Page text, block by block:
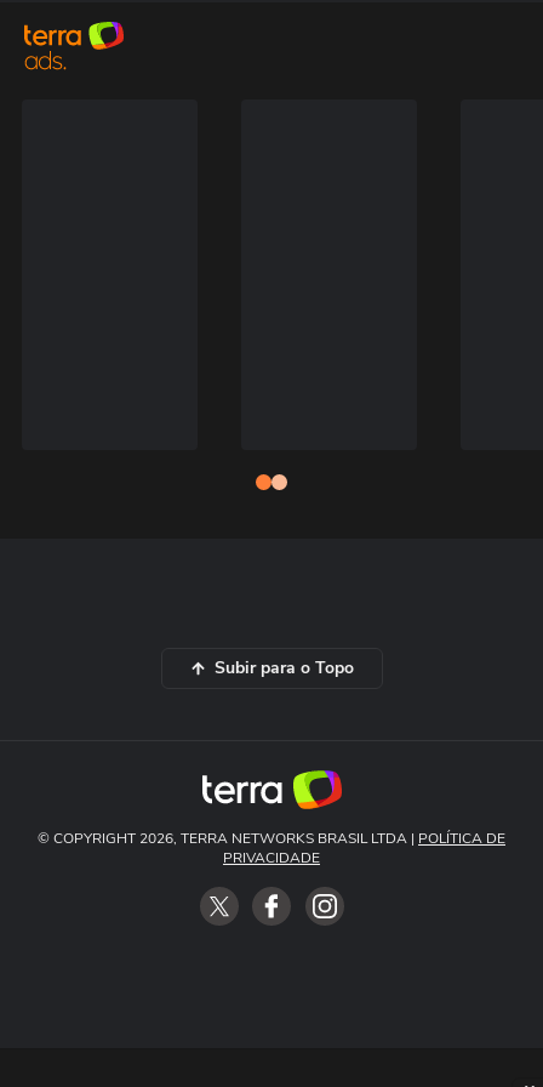
Subir para o Topo
© COPYRIGHT 2026, TERRA NETWORKS BRASIL LTDA | POLÍTICA DE
PRIVACIDADE